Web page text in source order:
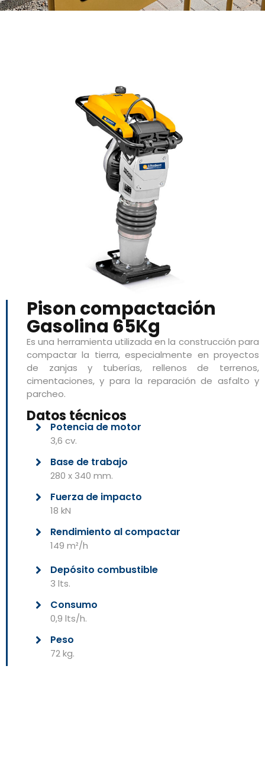
Pison compactación
Gasolina 65Kg
Es una herramienta utilizada en la construcción para
compactar la tierra, especialmente en proyectos
de zanjas y tuberías, rellenos de terrenos,
cimentaciones, y para la reparación de asfalto y
parcheo.
Datos técnicos
Potencia de motor
3,6 cv.
Base de trabajo
280 x 340 mm.
Fuerza de impacto
18 kN
Rendimiento al compactar
149 m²/h
Depósito combustible
3 lts.
Consumo
0,9 lts/h.
Peso
72 kg.